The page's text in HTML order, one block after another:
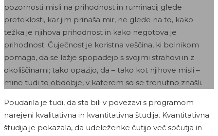
pozornosti misli na prihodnost in ruminacij glede
preteklosti, kar jim prinaša mir, ne glede na to, kako
težka je njihova prihodnost in kako negotova je
prihodnost. Čuječnost je koristna veščina, ki bolnikom
pomaga, da se lažje spopadejo s svojimi strahovi in z
okoliščinami; tako opazijo, da – tako kot njihove misli –
mine tudi to obdobje, v katerem so se trenutno znašli.
Poudarila je tudi, da sta bili v povezavi s programom
narejeni kvalitativna in kvantitativna študija. Kvantitativna
študija je pokazala, da udeleženke čutijo več sočutja in